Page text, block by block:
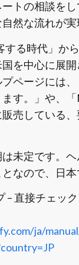
トの相談を
然な流れが実
する時代」
を中心に展
ページには
す。」や、
販売している
未定です。
なので、日
– 直接チェッ
ja/